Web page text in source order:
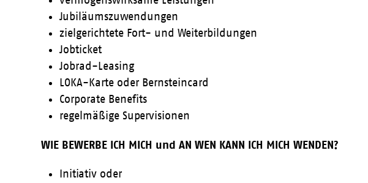
Jubiläumszuwendungen
zielgerichtete Fort- und Weiterbildungen
Jobticket
Jobrad-Leasing
LOKA-Karte oder Bernsteincard
Corporate Benefits
regelmäßige Supervisionen
WIE BEWERBE ICH MICH und AN WEN KANN ICH MICH WENDEN?
Initiativ oder